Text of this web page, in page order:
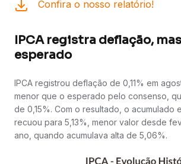
Confira o nosso relatório!
IPCA registra deflação,
esperado
IPCA registrou deflação de 0,11% em
menor que o esperado pelo consenso,
de 0,15%. Com o resultado, o acumulado
recuou para 5,13%, menor valor desde
ano, quando acumulava alta de 5,06%.